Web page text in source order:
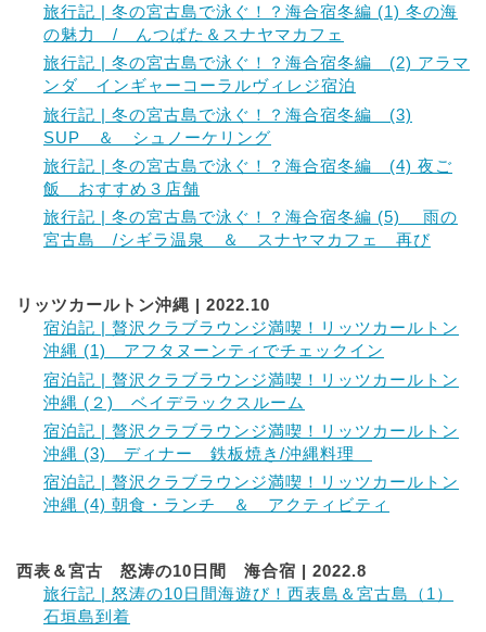
旅行記 | 冬の宮古島で泳ぐ！？海合宿冬編 (1) 冬の海
の魅力 / んつばた＆スナヤマカフェ
旅行記 | 冬の宮古島で泳ぐ！？海合宿冬編 (2) アラマ
ンダ インギャーコーラルヴィレジ宿泊
旅行記 | 冬の宮古島で泳ぐ！？海合宿冬編 (3)
SUP ＆ シュノーケリング
旅行記 | 冬の宮古島で泳ぐ！？海合宿冬編 (4) 夜ご
飯 おすすめ３店舗
旅行記 | 冬の宮古島で泳ぐ！？海合宿冬編 (5) 雨の
宮古島 /シギラ温泉 ＆ スナヤマカフェ 再び
リッツカールトン沖縄 | 2022.10
宿泊記 | 贅沢クラブラウンジ満喫！リッツカールトン
沖縄 (1) アフタヌーンティでチェックイン
宿泊記 | 贅沢クラブラウンジ満喫！リッツカールトン
沖縄 (２) ベイデラックスルーム
宿泊記 | 贅沢クラブラウンジ満喫！リッツカールトン
沖縄 (3) ディナー 鉄板焼き/沖縄料理
宿泊記 | 贅沢クラブラウンジ満喫！リッツカールトン
沖縄 (4) 朝食・ランチ ＆ アクティビティ
西表＆宮古 怒涛の10日間 海合宿 | 2022.8
旅行記 | 怒涛の10日間海遊び！西表島＆宮古島（1）
石垣島到着